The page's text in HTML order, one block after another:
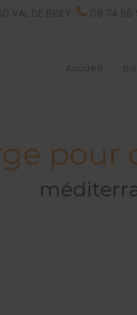
DE BRIEY 09 74 56
Accueil
pour